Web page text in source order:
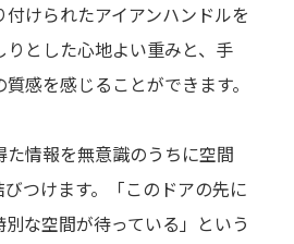
けられたアイアンハンドルを
とした心地よい重みと、手
感を感じることができます。
情報を無意識のうちに空間
つけます。「このドアの先に
な空間が待っている」という